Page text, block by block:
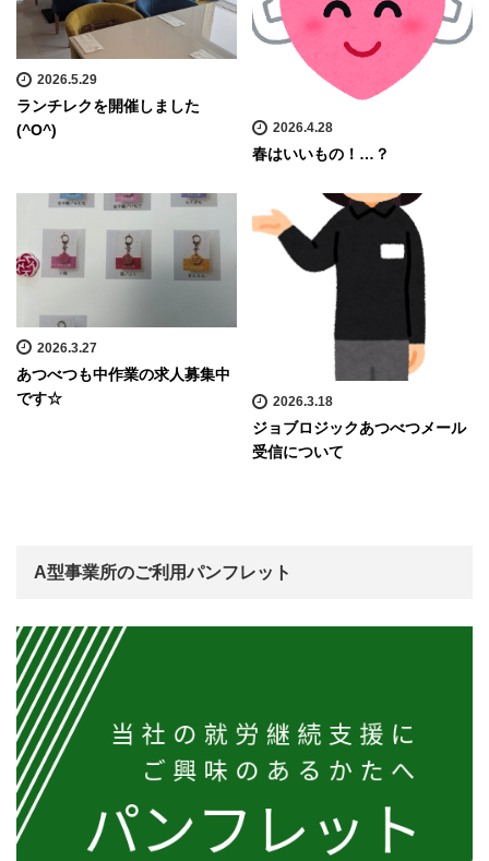
2026.5.29
ランチレクを開催しました
(^O^)
2026.4.28
春はいいもの！…？
2026.3.27
あつべつも中作業の求人募集中
です☆
2026.3.18
ジョブロジックあつべつメール
受信について
A型事業所のご利用パンフレット